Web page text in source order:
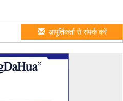
आपूर्तिकर्ता से संपर्क करें